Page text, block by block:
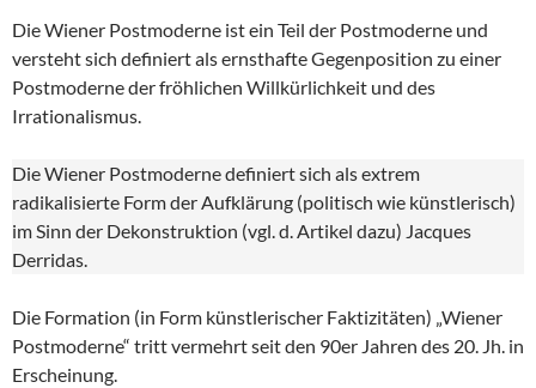
Die Wiener Postmoderne ist ein Teil der Postmoderne und
versteht sich definiert als ernsthafte Gegenposition zu einer
Postmoderne der fröhlichen Willkürlichkeit und des
Irrationalismus.
Die Wiener Postmoderne definiert sich als extrem
radikalisierte Form der Aufklärung (politisch wie künstlerisch)
im Sinn der Dekonstruktion (vgl. d. Artikel dazu) Jacques
Derridas.
Die Formation (in Form künstlerischer Faktizitäten) „Wiener
Postmoderne“ tritt vermehrt seit den 90er Jahren des 20. Jh. in
Erscheinung.